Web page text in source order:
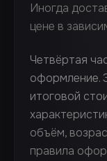
Иногда
цене в
Четвёртая
оформление.
итоговой
объём,
правила